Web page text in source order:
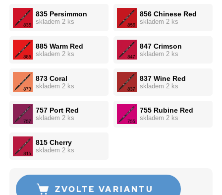
835 Persimmon
skladem 2 ks
856 Chinese Red
skladem 2 ks
885 Warm Red
skladem 2 ks
847 Crimson
skladem 2 ks
873 Coral
skladem 2 ks
837 Wine Red
skladem 2 ks
757 Port Red
skladem 2 ks
755 Rubine Red
skladem 2 ks
815 Cherry
skladem 2 ks
ZVOLTE VARIANTU